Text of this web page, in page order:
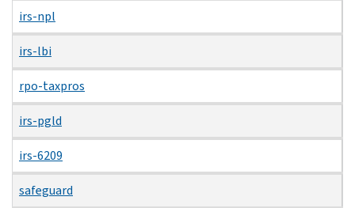
irs-npl
irs-lbi
rpo-taxpros
irs-pgld
irs-6209
safeguard